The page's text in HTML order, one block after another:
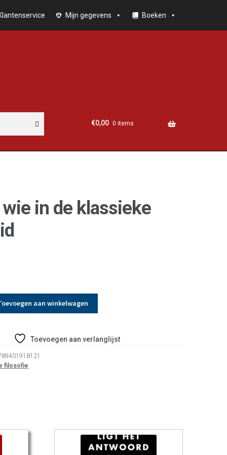
Mijn gegevens Boeken
€0,00 0 items
in de klassieke
aan winkelwagen
Toevoegen aan verlanglijst
filosofie